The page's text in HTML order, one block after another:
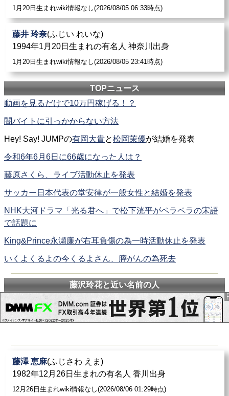
1月20日生まれwiki情報なし(2026/08/05 06:33時点)
藤井 玲奈(ふじい れいな)
1994年1月20日生まれの有名人 神奈川出身
1月20日生まれwiki情報なし(2026/08/05 23:41時点)
TOPニュース
動画を見るだけで10万円稼げる！？
闇バイトに引っかからない方法
Hey! Say! JUMPの有岡大貴と松岡茉優が結婚を発表
令和6年6月6日に66歳になった人は？
藤原さくら、ライブ活動休止を発表
サッカー日本代表の堂安律が一般女性と結婚を発表
NHK大河ドラマ「光る君へ」で松下洸平がペラペラの宋語
で話題に
King&Prince永瀬廉が右耳負傷の為一時活動休止を発表
いくよくるよの今くるよさん、膵がんの為死去
藤沢玲花と近い名前の人
藤澤 恵麻(ふじさわ えま)
1982年12月26日生まれの有名人 香川出身
12月26日生まれwiki情報なし(2026/08/06 01:29時点)